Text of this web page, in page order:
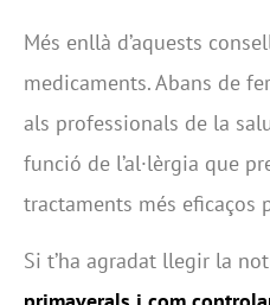
Més enllà d’aquests
medicaments. Abans de
als professionals de la
funció de l’al·lèrgia que
tractaments més eficaços
Si t’ha agradat llegir la